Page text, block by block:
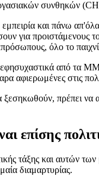
συνθηκών
εμπειρία και πάνω
για προιστάμενους
όλο το
από τα
αφιερωμένες στις
πρέπει να
επίσης
τάξης και αυτών
διαμαρτυρίας.